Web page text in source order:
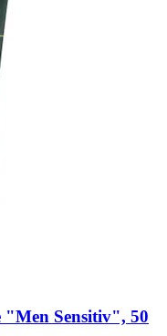
"Men Sensitiv", 50